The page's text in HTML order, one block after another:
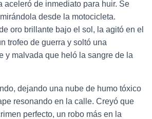
aceleró de inmediato para huir. Se
desde la motocicleta.
oro brillante bajo el sol, la agitó en el
trofeo de guerra y soltó una
y malvada que heló la sangre de la
dejando una nube de humo tóxico
resonando en la calle. Creyó que
perfecto, un robo más en la